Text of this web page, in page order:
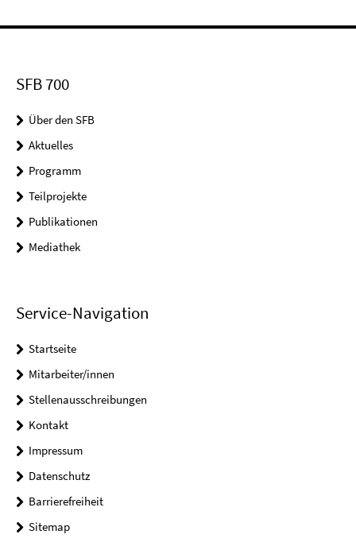
SFB 700
Über den SFB
Aktuelles
Programm
Teilprojekte
Publikationen
Mediathek
Service-Navigation
Startseite
Mitarbeiter/innen
Stellenausschreibungen
Kontakt
Impressum
Datenschutz
Barrierefreiheit
Sitemap